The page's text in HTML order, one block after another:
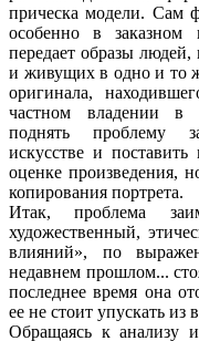
прическа модели. Сам
особенно в заказном
передает образы
и живущих в одно и то
оригинала,
частном владении в
поднять проблему
искусстве и
оценке произведения,
копирования портрета.
Итак, проблема
художественный,
влияний», по
недавнем прошлом...
последнее время она
ее не стоит упускать из
Обращаясь к анализу